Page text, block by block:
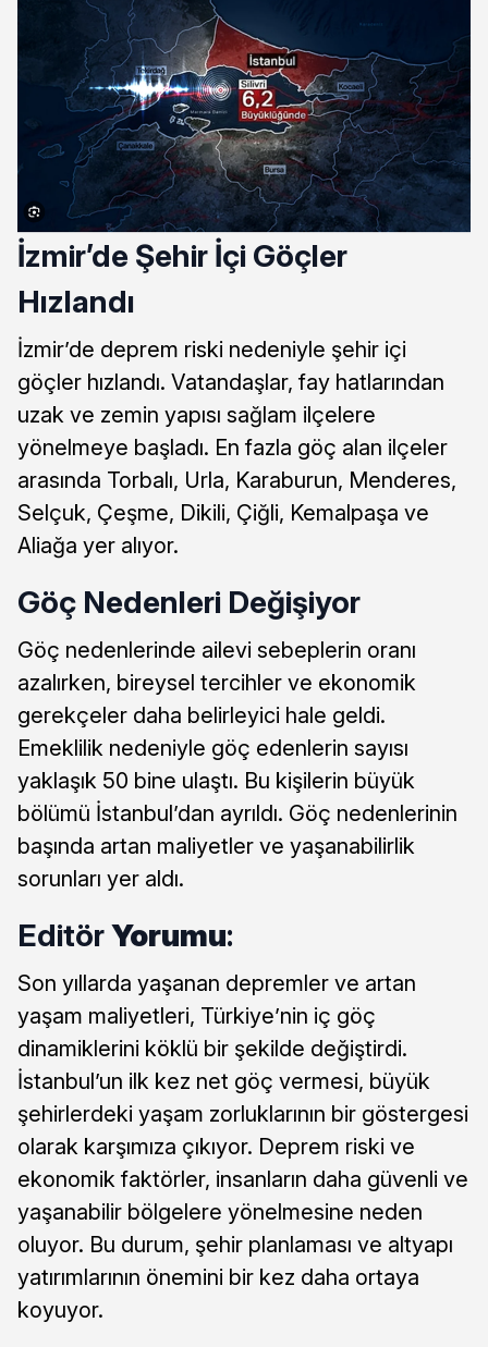
İzmir’de Şehir İçi Göçler
Hızlandı
İzmir’de deprem riski nedeniyle şehir içi
göçler hızlandı. Vatandaşlar, fay hatlarından
uzak ve zemin yapısı sağlam ilçelere
yönelmeye başladı. En fazla göç alan ilçeler
arasında Torbalı, Urla, Karaburun, Menderes,
Selçuk, Çeşme, Dikili, Çiğli, Kemalpaşa ve
Aliağa yer alıyor.
Göç Nedenleri Değişiyor
Göç nedenlerinde ailevi sebeplerin oranı
azalırken, bireysel tercihler ve ekonomik
gerekçeler daha belirleyici hale geldi.
Emeklilik nedeniyle göç edenlerin sayısı
yaklaşık 50 bine ulaştı. Bu kişilerin büyük
bölümü İstanbul’dan ayrıldı. Göç nedenlerinin
başında artan maliyetler ve yaşanabilirlik
sorunları yer aldı.
EditörYorumu:
Son yıllarda yaşanan depremler ve artan
yaşam maliyetleri, Türkiye’nin iç göç
dinamiklerini köklü bir şekilde değiştirdi.
İstanbul’un ilk kez net göç vermesi, büyük
şehirlerdeki yaşam zorluklarının bir göstergesi
olarak karşımıza çıkıyor. Deprem riski ve
ekonomik faktörler, insanların daha güvenli ve
yaşanabilir bölgelere yönelmesine neden
oluyor. Bu durum, şehir planlaması ve altyapı
yatırımlarının önemini bir kez daha ortaya
koyuyor.